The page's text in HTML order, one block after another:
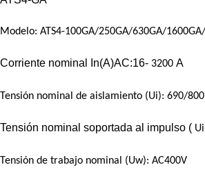
Modelo: ATS4-100GA/250GA/630GA/
Corriente nominal In(A)AC:16- 3200 A
Tensión nominal de aislamiento (Ui): 690/
Tensión nominal soportada al impulso (
Tensión de trabajo nominal (Uw): AC400V